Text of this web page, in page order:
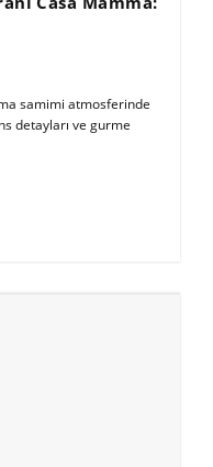
samimi atmosferinde
detayları ve gurme